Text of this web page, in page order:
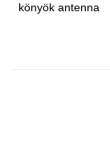
könyök antenna